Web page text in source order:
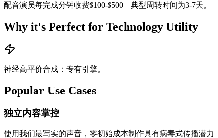
配音演员每完成分钟收费$100-$500，典型周转时间为3-7天。
Why it's Perfect for Technology Utility
神经高平价合成：专有引擎。
Popular Use Cases
独立内容掌控
使用我们最写实的声音，零初始成本制作具有病毒式传播潜力